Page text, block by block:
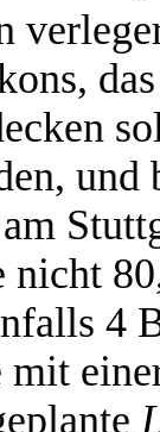
nicht
4
mit